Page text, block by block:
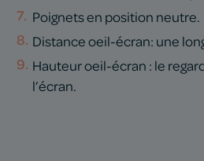
Poignets en position neutre.
Distance oeil-écran: une
Hauteur oeil-écran : le
l’écran.